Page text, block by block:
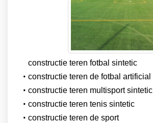
constructie teren fotbal sintetic
constructie teren de fotbal artificial
constructie teren multisport sintetic
constructie teren tenis sintetic
constructie teren de sport